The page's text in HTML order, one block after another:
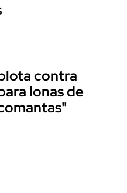
contra
lonas de